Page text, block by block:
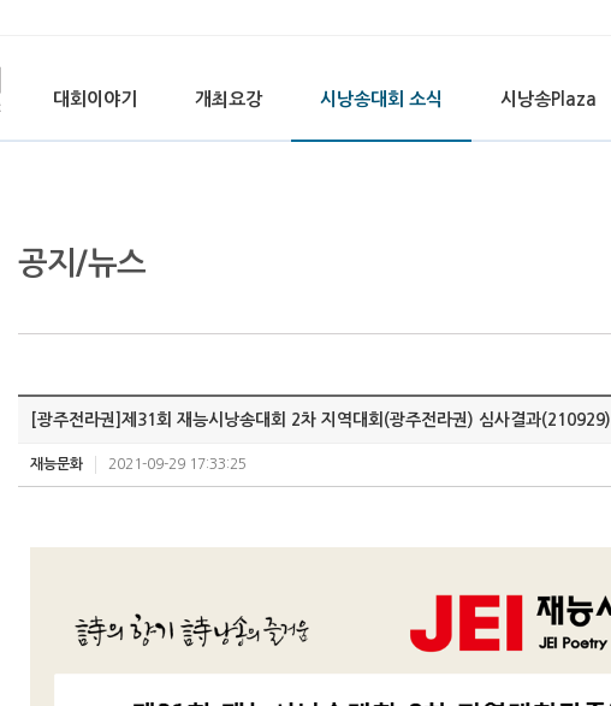
대회이야기 개최요강 시낭송대회 소식 시낭송Plaza
공지/뉴스
[광주전라권]제31회 재능시낭송대회 2차 지역대회(광주전라권) 심사결과(210929)
재능문화 2021-09-29 17:33:25